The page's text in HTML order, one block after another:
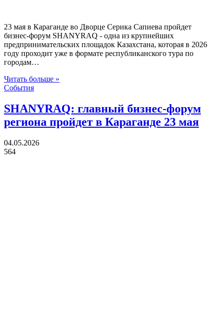
23 мая в Караганде во Дворце Серика Сапиева пройдет
бизнес-форум SHANYRAQ - одна из крупнейших
предпринимательских площадок Казахстана, которая в 2026
году проходит уже в формате республиканского тура по
городам…
Читать больше »
События
SHANYRAQ: главный бизнес-форум
региона пройдет в Караганде 23 мая
04.05.2026
564